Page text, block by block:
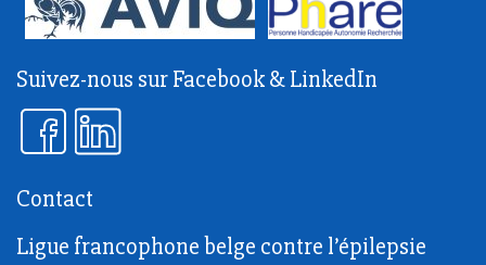
Suivez-nous sur Facebook & LinkedIn
Contact
Ligue francophone belge contre l’épilepsie